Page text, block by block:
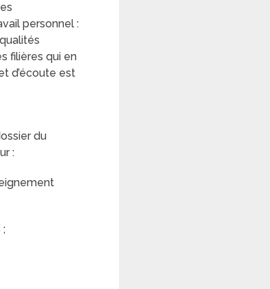
personnel :
filières qui en
d’écoute est
du
:
;